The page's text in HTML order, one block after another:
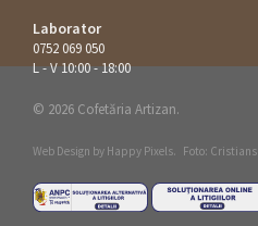
Laborator
0752 069 050
L - V 10:00 - 18:00
© 2026 Cofetăria Artizan.
Web Design by Happy Pixels. Foto: Cristians